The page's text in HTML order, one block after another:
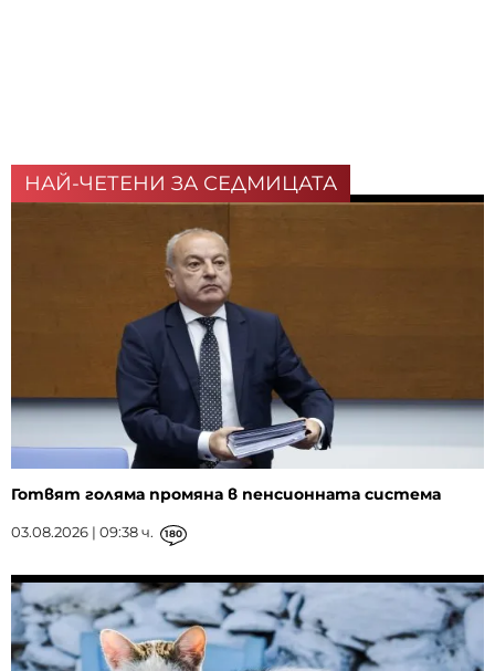
НАЙ-ЧЕТЕНИ ЗА СЕДМИЦАТА
Готвят голяма промяна в пенсионната система
03.08.2026 | 09:38 ч. 180